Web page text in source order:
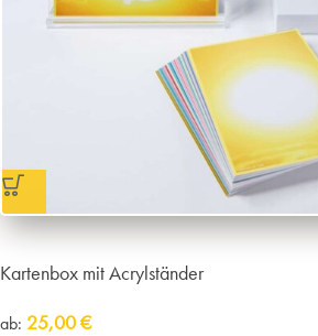
Kartenbox mit Acrylständer
ab: 25,00€